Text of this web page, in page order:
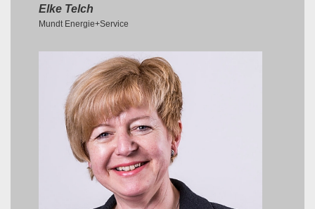
Elke Telch
Mundt Energie+Service